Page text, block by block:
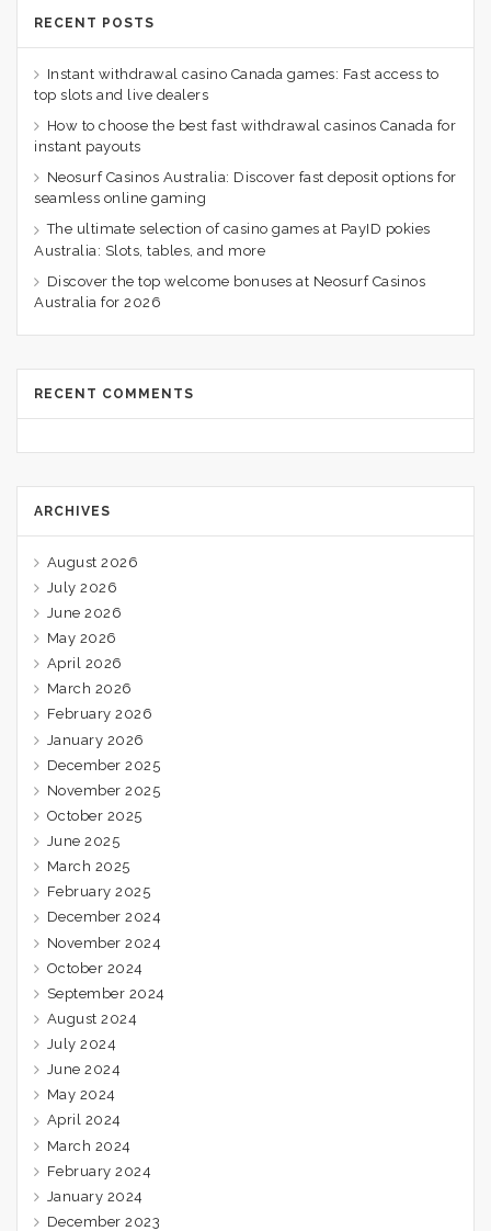
RECENT POSTS
Instant withdrawal casino Canada games: Fast access to
top slots and live dealers
How to choose the best fast withdrawal casinos Canada for
instant payouts
Neosurf Casinos Australia: Discover fast deposit options for
seamless online gaming
The ultimate selection of casino games at PayID pokies
Australia: Slots, tables, and more
Discover the top welcome bonuses at Neosurf Casinos
Australia for 2026
RECENT COMMENTS
ARCHIVES
August 2026
July 2026
June 2026
May 2026
April 2026
March 2026
February 2026
January 2026
December 2025
November 2025
October 2025
June 2025
March 2025
February 2025
December 2024
November 2024
October 2024
September 2024
August 2024
July 2024
June 2024
May 2024
April 2024
March 2024
February 2024
January 2024
December 2023